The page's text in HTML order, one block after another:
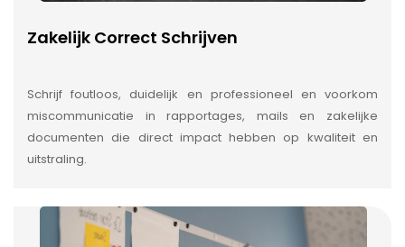
Zakelijk Correct Schrijven
Schrijf foutloos, duidelijk en professioneel en voorkom
miscommunicatie in rapportages, mails en zakelijke
documenten die direct impact hebben op kwaliteit en
uitstraling.